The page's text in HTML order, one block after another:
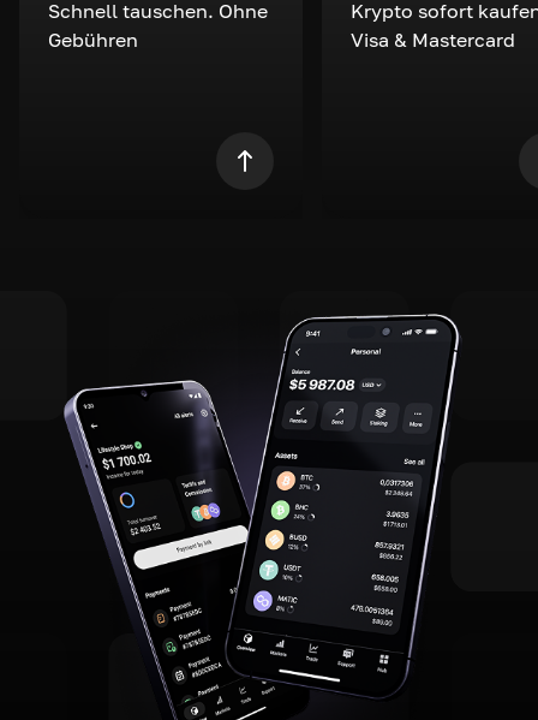
Schnell tauschen. Ohne
Gebühren
Krypto sofort
Visa & Mastercard